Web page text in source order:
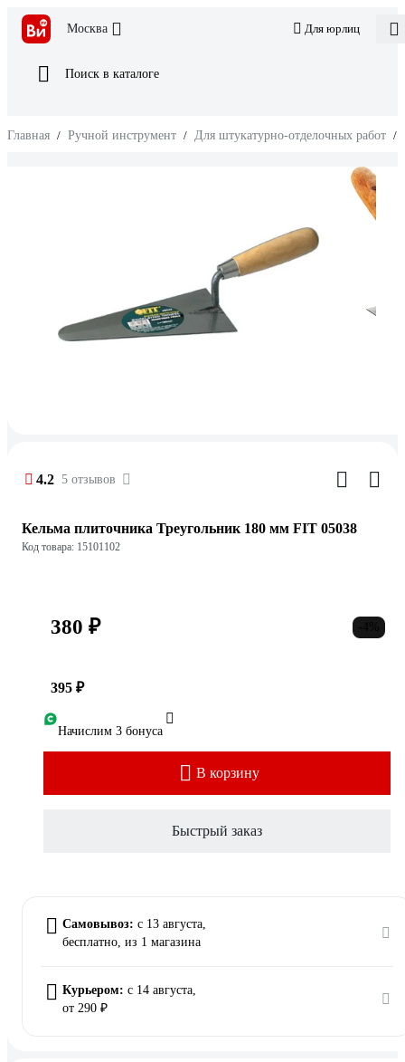
Москва Для юрлиц
Поиск в каталоге
Главная / Ручной инструмент / Для штукатурно-отделочных работ /
4.2 5 отзывов
Кельма плиточника Треугольник 180 мм FIT 05038
Код товара: 15101102
380 ₽
395 ₽
Начислим 3 бонуса
В корзину
Быстрый заказ
Самовывоз: c 13 августа,
бесплатно, из 1 магазина
Курьером: c 14 августа,
от 290 ₽